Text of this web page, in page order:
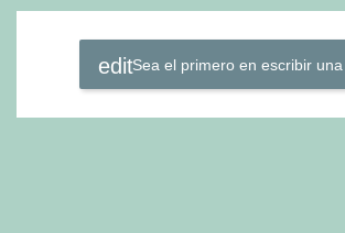
Sea el primero en escribir